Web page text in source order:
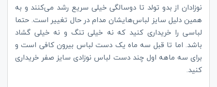
نوزادان از بدو تولد تا دوسالگی خیلی سریع رشد می‌کنند و به
همین دلیل سایز لباس‌هایشان مدام در حال تغییر است. حتما
لباسی را خریداری کنید که نه خیلی تنگ و نه خیلی گشاد
باشد. اما تا قبل سه ماه یک دست لباس بیرون کافی است و
برای سه ماهه اول چند دست لباس نوزادی سایز صفر خریداری
کنید.